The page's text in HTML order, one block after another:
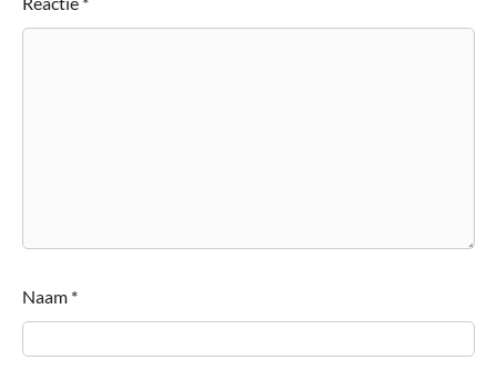
Naam *